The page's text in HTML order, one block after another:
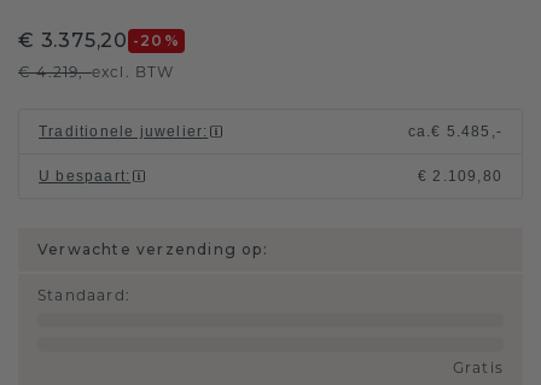
€ 3.375,20 -20 %
€ 4.219,-excl. BTW
Traditionele juwelier: ca.€ 5.485,-
U bespaart: € 2.109,80
Verwachte verzending op:
Standaard :
Gratis